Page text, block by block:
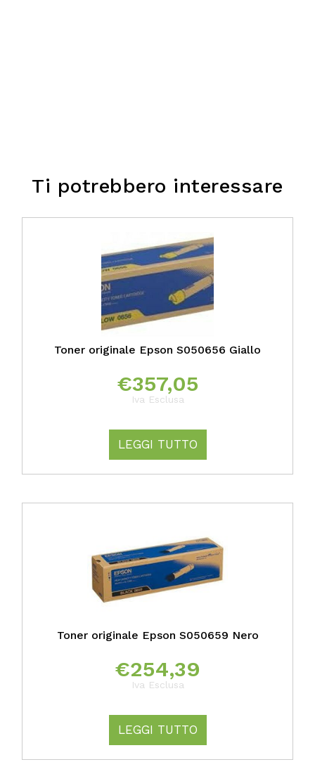
Ti potrebbero interessare
Toner originale Epson S050656 Giallo
€357,05
Iva Esclusa
LEGGI TUTTO
Toner originale Epson S050659 Nero
€254,39
Iva Esclusa
LEGGI TUTTO